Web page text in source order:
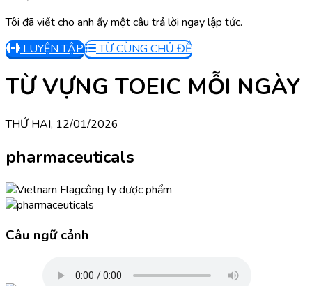
Tôi đã viết cho anh ấy một câu trả lời ngay lập tức.
LUYỆN TẬP
TỪ CÙNG CHỦ ĐỀ
TỪ VỰNG TOEIC MỖI NGÀY
THỨ HAI, 12/01/2026
pharmaceuticals
công ty dược phẩm
Câu ngữ cảnh